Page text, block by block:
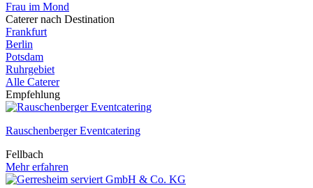
Frau im Mond
Caterer nach Destination
Frankfurt
Berlin
Potsdam
Ruhrgebiet
Alle Caterer
Empfehlung
Rauschenberger Eventcatering
Fellbach
Mehr erfahren